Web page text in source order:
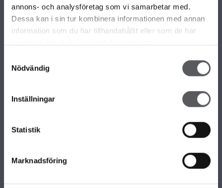
annons- och analysföretag som vi samarbetar med.
Dessa kan i sin tur kombinera informationen med annan
information som du har tillhandahållit eller som de har
Nödvändig
Inställningar
Statistik
Marknadsföring
FAMILJÄRKOLLEKTIONEN
FRITIDSHUS
KOMPLEMENTBOSTADSHUS
OM FISKARHEDENVILLAN
Jobba hos oss
Nyhetsbrev
KONTAKTA FISKARHEDENVILLAN
Huvudkontor